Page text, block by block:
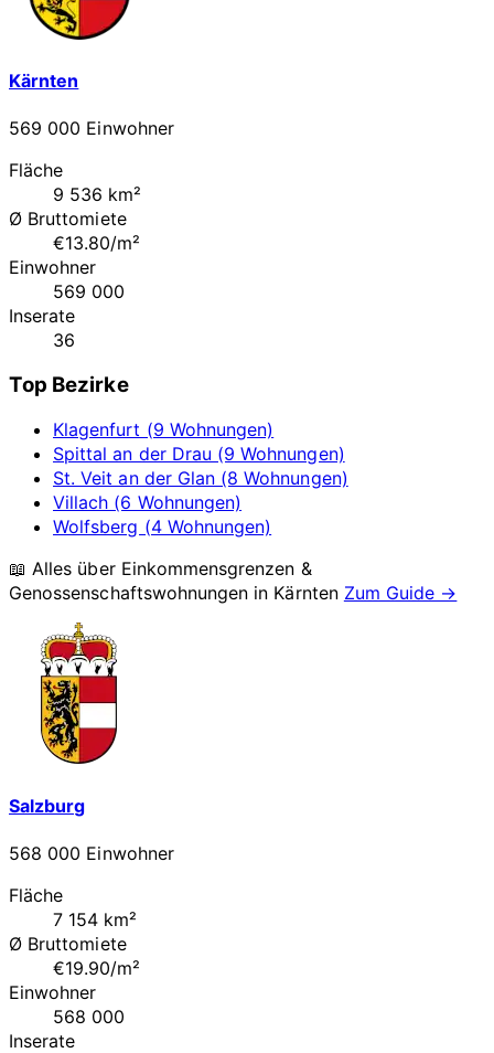
Kärnten
569 000 Einwohner
Fläche
9 536 km²
Ø Bruttomiete
€13.80/m²
Einwohner
569 000
Inserate
36
Top Bezirke
Klagenfurt (9 Wohnungen)
Spittal an der Drau (9 Wohnungen)
St. Veit an der Glan (8 Wohnungen)
Villach (6 Wohnungen)
Wolfsberg (4 Wohnungen)
📖 Alles über Einkommensgrenzen &
Genossenschaftswohnungen in Kärnten Zum Guide →
Salzburg
568 000 Einwohner
Fläche
7 154 km²
Ø Bruttomiete
€19.90/m²
Einwohner
568 000
Inserate